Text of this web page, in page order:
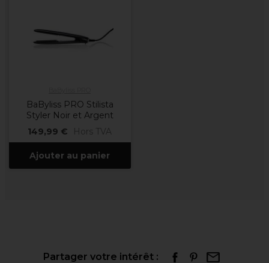
BaByliss PRO Stilista
Styler Noir et Argent
149,99 €
Hors TVA
Ajouter au panier
Partager votre intérêt :